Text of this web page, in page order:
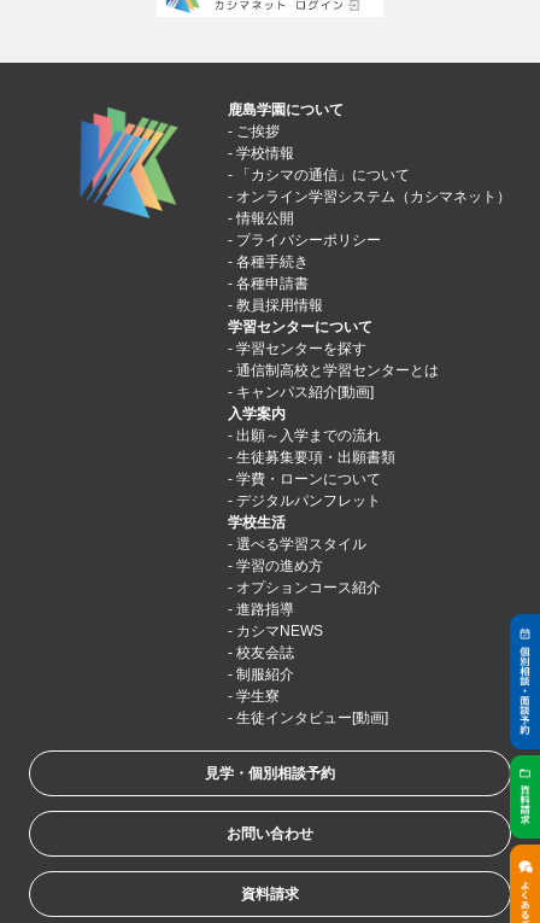
鹿島学園について
ご挨拶
学校情報
「カシマの通信」について
オンライン学習システム（カシマネット）
情報公開
プライバシーポリシー
各種手続き
各種申請書
教員採用情報
学習センターについて
学習センターを探す
通信制高校と学習センターとは
キャンパス紹介[動画]
入学案内
出願～入学までの流れ
生徒募集要項・出願書類
学費・ローンについて
デジタルパンフレット
学校生活
選べる学習スタイル
学習の進め方
オプションコース紹介
進路指導
カシマNEWS
校友会誌
制服紹介
学生寮
生徒インタビュー[動画]
見学・個別相談予約
お問い合わせ
資料請求